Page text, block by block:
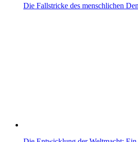
Die Fallstricke des menschlichen